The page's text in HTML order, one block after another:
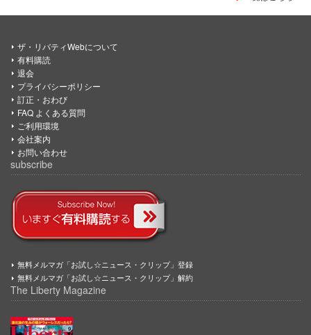
ザ・リバティWebについて
有料購読
退会
プライバシーポリシー
訂正・おわび
FAQ よくある質問
ご利用環境
会社案内
お問い合わせ
subscribe
無料メルマガ「お試し☆ニュース・クリップ」登録
無料メルマガ「お試し☆ニュース・クリップ」解約
The Liberty Magazine